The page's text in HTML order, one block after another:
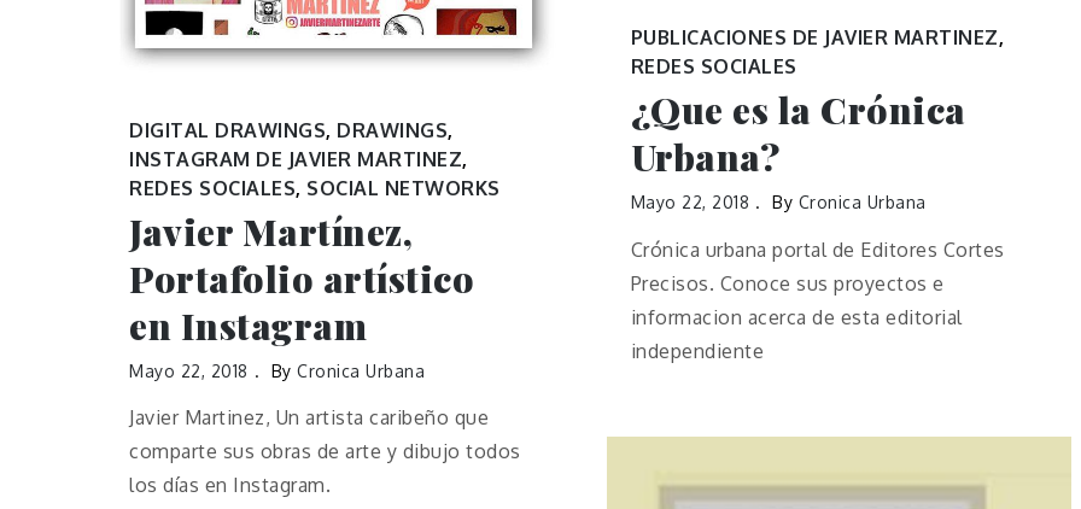
PUBLICACIONES DE JAVIER MARTINEZ,
REDES SOCIALES
¿Que es la Crónica
Urbana?
Mayo 22, 2018 By Cronica Urbana
Crónica urbana portal de Editores Cortes
Precisos. Conoce sus proyectos e
informacion acerca de esta editorial
independiente
DIGITAL DRAWINGS, DRAWINGS,
INSTAGRAM DE JAVIER MARTINEZ,
REDES SOCIALES, SOCIAL NETWORKS
Javier Martínez,
Portafolio artístico
en Instagram
Mayo 22, 2018 By Cronica Urbana
Javier Martinez, Un artista caribeño que
comparte sus obras de arte y dibujo todos
los días en Instagram.